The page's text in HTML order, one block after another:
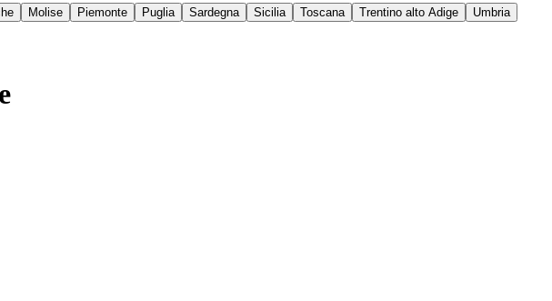
Molise Piemonte Puglia Sardegna Sicilia Toscana Trentino alto Adige
Umbria